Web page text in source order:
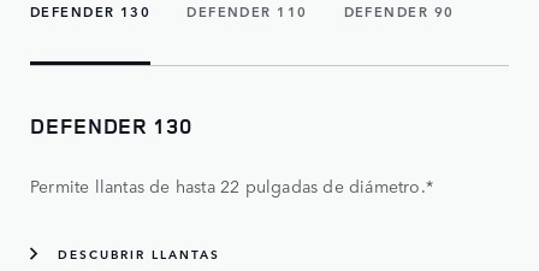
DEFENDER 130 DEFENDER 110 DEFENDER 90
DEFENDER 130
Permite llantas de hasta 22 pulgadas de diámetro.*
DESCUBRIR LLANTAS